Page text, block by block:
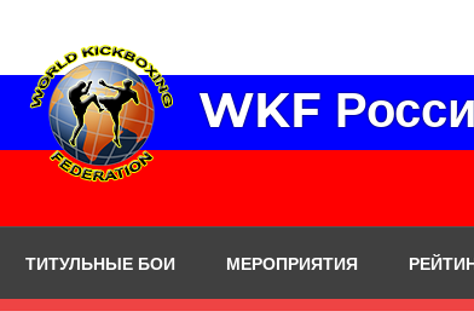
springen
WKF
ТИТУЛЬНЫЕ БОИ МЕРОПРИЯТИЯ